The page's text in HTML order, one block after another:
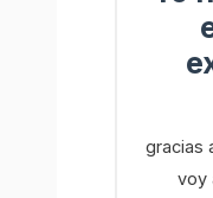
gracias
voy